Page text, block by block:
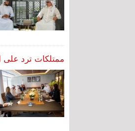
ممتلكات ترد على